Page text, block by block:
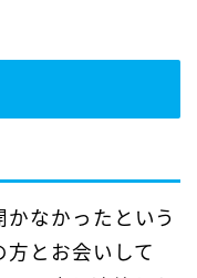
なかったという
とお会いして